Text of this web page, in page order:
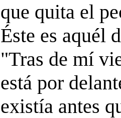
que quita el
Éste es aquél
"Tras de mí
está por
existía antes